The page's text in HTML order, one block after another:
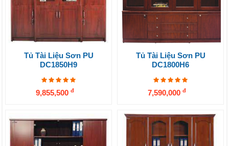
Tủ Tài Liệu Sơn PU
DC1850H9
9,855,500 đ
Tủ Tài Liệu Sơn PU
DC1800H6
7,590,000 đ